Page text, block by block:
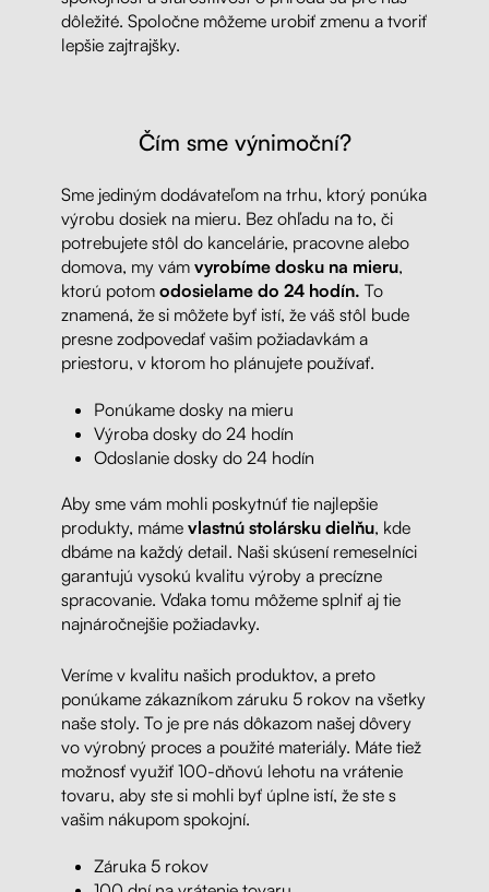
dôležité. Spoločne môžeme urobiť zmenu a tvoriť
lepšie zajtrajšky.
Čím sme výnimoční?
Sme jediným dodávateľom na trhu, ktorý ponúka
výrobu dosiek na mieru. Bez ohľadu na to, či
potrebujete stôl do kancelárie, pracovne alebo
domova, my vám vyrobíme dosku na mieru,
ktorú potom odosielame do 24 hodín. To
znamená, že si môžete byť istí, že váš stôl bude
presne zodpovedať vašim požiadavkám a
priestoru, v ktorom ho plánujete používať.
Ponúkame dosky na mieru
Výroba dosky do 24 hodín
Odoslanie dosky do 24 hodín
Aby sme vám mohli poskytnúť tie najlepšie
produkty, máme vlastnú stolársku dielňu, kde
dbáme na každý detail. Naši skúsení remeselníci
garantujú vysokú kvalitu výroby a precízne
spracovanie. Vďaka tomu môžeme splniť aj tie
najnáročnejšie požiadavky.
Veríme v kvalitu našich produktov, a preto
ponúkame zákazníkom záruku 5 rokov na všetky
naše stoly. To je pre nás dôkazom našej dôvery
vo výrobný proces a použité materiály. Máte tiež
možnosť využiť 100-dňovú lehotu na vrátenie
tovaru, aby ste si mohli byť úplne istí, že ste s
vašim nákupom spokojní.
Záruka 5 rokov